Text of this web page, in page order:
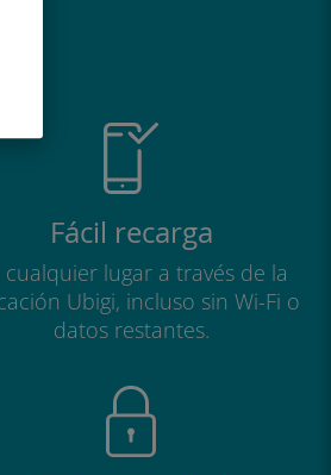
Fácil recarga
cualquier lugar a través de la
Ubigi, incluso sin Wi-Fi o
datos restantes.